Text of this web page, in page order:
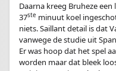
Daarna kreeg Bruheze
37ste minuut koel
niets. Saillant detail is dat
vanwege de studie uit
Er was hoop dat het spel
worden maar dat bleek